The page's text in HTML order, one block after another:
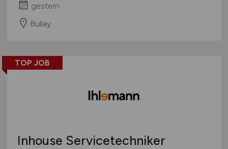
gestern
Bullay
TOP JOB
Inhouse Servicetechniker